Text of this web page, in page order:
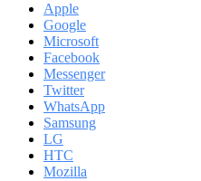
Apple
Google
Microsoft
Facebook
Messenger
Twitter
WhatsApp
Samsung
LG
HTC
Mozilla